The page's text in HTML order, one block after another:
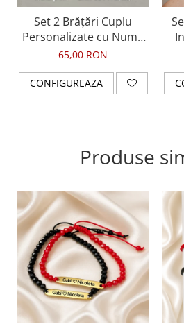
Set 2 Brățări Cuplu
Personalizate cu Nume
și Dată – Inox
65,00 RON
CONFIGUREAZA
Produse